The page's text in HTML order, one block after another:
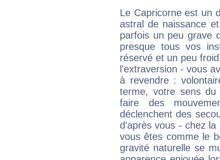
Le Capricorne est un
astral de naissance
parfois un peu grave
presque tous vos
réservé et un peu
l'extraversion - vous
à revendre :
terme, votre sens
faire des
déclenchent des
d'après vous - chez
vous êtes comme le
gravité naturelle se